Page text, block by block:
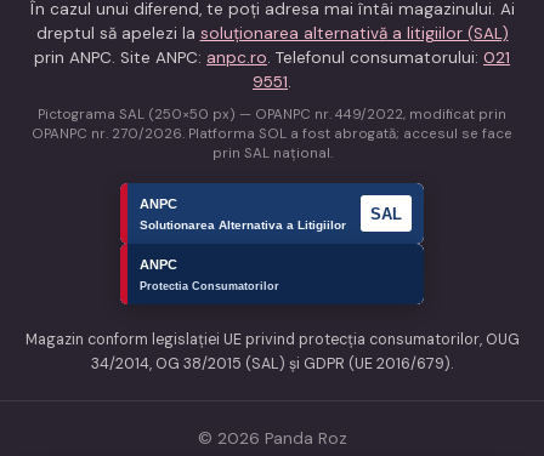
În cazul unui diferend, te poți adresa mai întâi magazinului. Ai
dreptul să apelezi la soluționarea alternativă a litigiilor (SAL)
prin ANPC. Site ANPC: anpc.ro. Telefonul consumatorului: 021
9551.
Pictograma SAL (250×50 px) — OPANPC nr. 449/2022, modificat prin
OPANPC nr. 270/2026. Platforma SOL a fost abrogată; accesul se face
prin SAL național.
Magazin conform legislației UE privind protecția consumatorilor, OUG
34/2014, OG 38/2015 (SAL) și GDPR (UE 2016/679).
© 2026 Panda Roz